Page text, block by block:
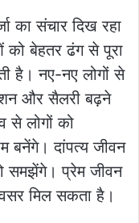
का संचार दिख रहा
बेहतर ढंग से पूरा
है। नए-नए लोगों से
और सैलरी बढ़ने
से लोगों को
बनेंगे। दांपत्य जीवन
समझेंगे। प्रेम जीवन
मिल सकता है।